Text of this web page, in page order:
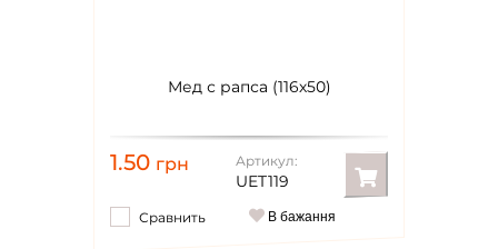
Мед с рапса (116х50)
1.50 грн Артикул:
UET119
Сравнить В бажання